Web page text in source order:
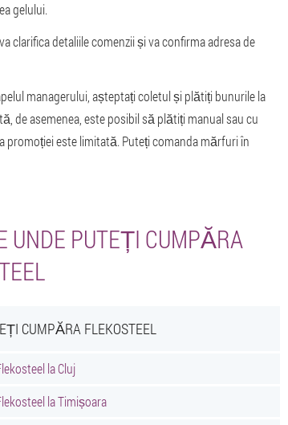
gelului.
clarifica detaliile comenzii și va confirma adresa de
managerului, așteptați coletul și plătiți bunurile la
de asemenea, este posibil să plătiți manual sau cu
promoției este limitată. Puteți comanda mărfuri în
UNDE PUTEȚI CUMPĂRA
CUMPĂRA FLEKOSTEEL
la Cluj
la Timișoara